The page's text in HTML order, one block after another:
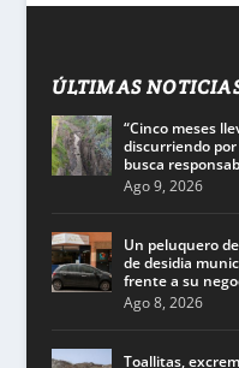
ÚLTIMAS
“Cinco meses
discurriendo por
busca
Ago 9, 2026
Un peluquero
de desidia
frente a su
Ago 8, 2026
Toallitas,